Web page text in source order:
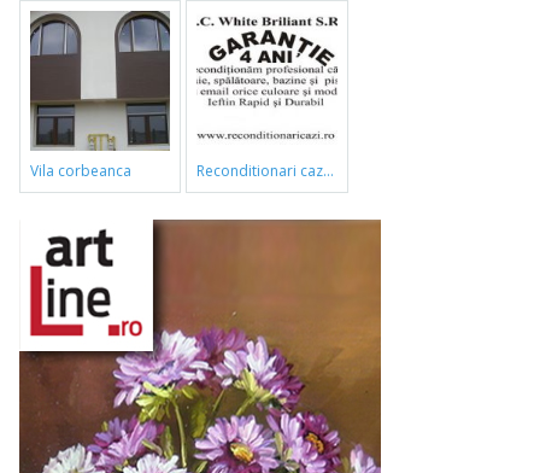
vila corbeanca reconditionari cazi de baie